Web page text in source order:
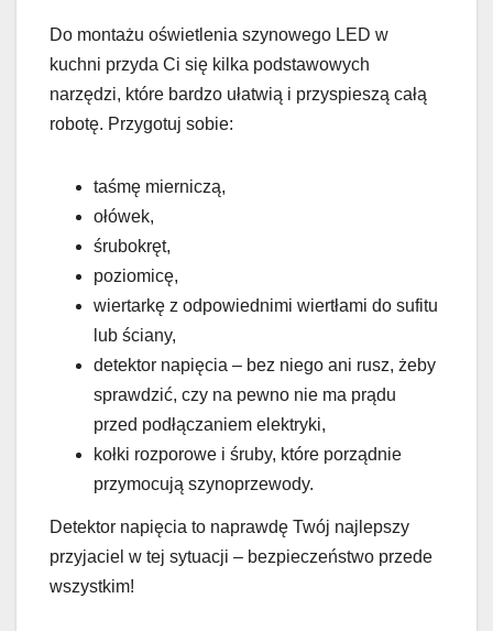
Do montażu oświetlenia szynowego LED w
kuchni przyda Ci się kilka podstawowych
narzędzi, które bardzo ułatwią i przyspieszą całą
robotę. Przygotuj sobie:
taśmę mierniczą,
ołówek,
śrubokręt,
poziomicę,
wiertarkę z odpowiednimi wiertłami do sufitu
lub ściany,
detektor napięcia – bez niego ani rusz, żeby
sprawdzić, czy na pewno nie ma prądu
przed podłączaniem elektryki,
kołki rozporowe i śruby, które porządnie
przymocują szynoprzewody.
Detektor napięcia to naprawdę Twój najlepszy
przyjaciel w tej sytuacji – bezpieczeństwo przede
wszystkim!